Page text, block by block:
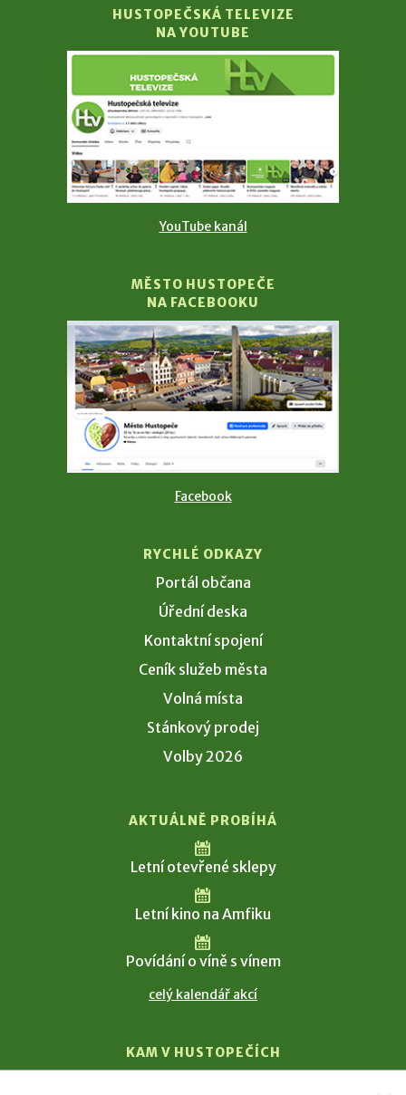
HUSTOPEČSKÁ TELEVIZE
NA YOUTUBE
YouTube kanál
MĚSTO HUSTOPEČE
NA FACEBOOKU
Facebook
RYCHLÉ ODKAZY
Portál občana
Úřední deska
Kontaktní spojení
Ceník služeb města
Volná místa
Stánkový prodej
Volby 2026
AKTUÁLNĚ PROBÍHÁ
Letní otevřené sklepy
Letní kino na Amfiku
Povídání o víně s vínem
celý kalendář akcí
KAM V HUSTOPEČÍCH